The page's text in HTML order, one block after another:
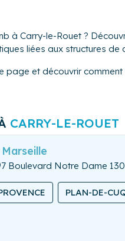
à Carry-le-Rouet ?
liées aux structures de
page et découvrir
CARRY-LE-ROUET
Boulevard Notre Dame
PLAN-DE-